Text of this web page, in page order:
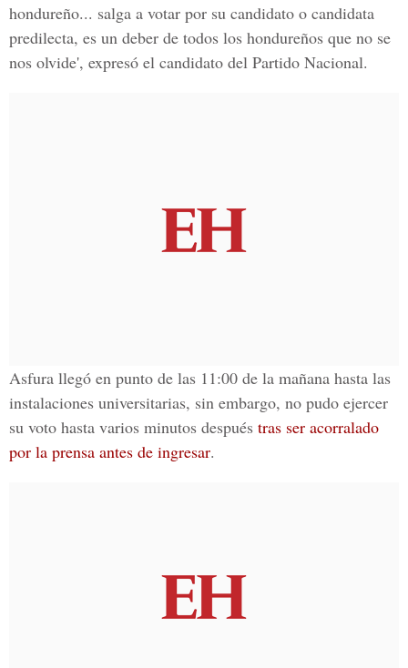
hondureño... salga a votar por su candidato o candidata
predilecta, es un deber de todos los hondureños que no se
nos olvide', expresó el candidato del Partido Nacional.
Asfura llegó en punto de las 11:00 de la mañana hasta las
instalaciones universitarias, sin embargo, no pudo ejercer
su voto hasta varios minutos después tras ser acorralado
por la prensa antes de ingresar.